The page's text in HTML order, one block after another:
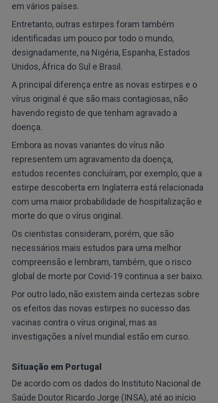
em vários países.
Entretanto, outras estirpes foram também
identificadas um pouco por todo o mundo,
designadamente, na Nigéria, Espanha, Estados
Unidos, África do Sul e Brasil.
A principal diferença entre as novas estirpes e o
vírus original é que são mais contagiosas, não
havendo registo de que tenham agravado a
doença.
Embora as novas variantes do vírus não
representem um agravamento da doença,
estudos recentes concluíram, por exemplo, que a
estirpe descoberta em Inglaterra está relacionada
com uma maior probabilidade de hospitalização e
morte do que o vírus original.
Os cientistas consideram, porém, que são
necessários mais estudos para uma melhor
compreensão e lembram, também, que o risco
global de morte por Covid-19 continua a ser baixo.
Por outro lado, não existem ainda certezas sobre
os efeitos das novas estirpes no sucesso das
vacinas contra o vírus original, mas as
investigações a nível mundial estão em curso.
Situação em Portugal
De acordo com os dados do Instituto Nacional de
Saúde Doutor Ricardo Jorge (INSA), até ao início